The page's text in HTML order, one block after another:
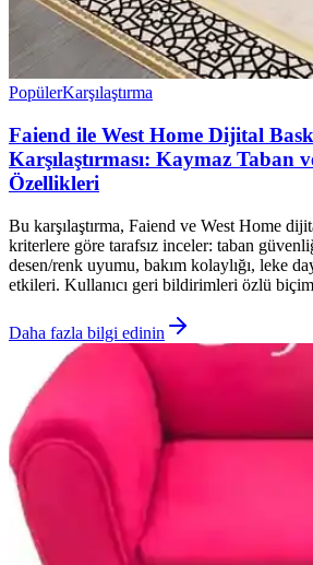
PopülerKarşılaştırma
Faiend ile West Home Dijital
Karşılaştırması: Kaymaz Taban
Özellikleri
Bu karşılaştırma, Faiend ve West Home
kriterlere göre tarafsız inceler: taban
desen/renk uyumu, bakım kolaylığı, leke
etkileri. Kullanıcı geri bildirimleri özlü
Daha fazla bilgi edinin